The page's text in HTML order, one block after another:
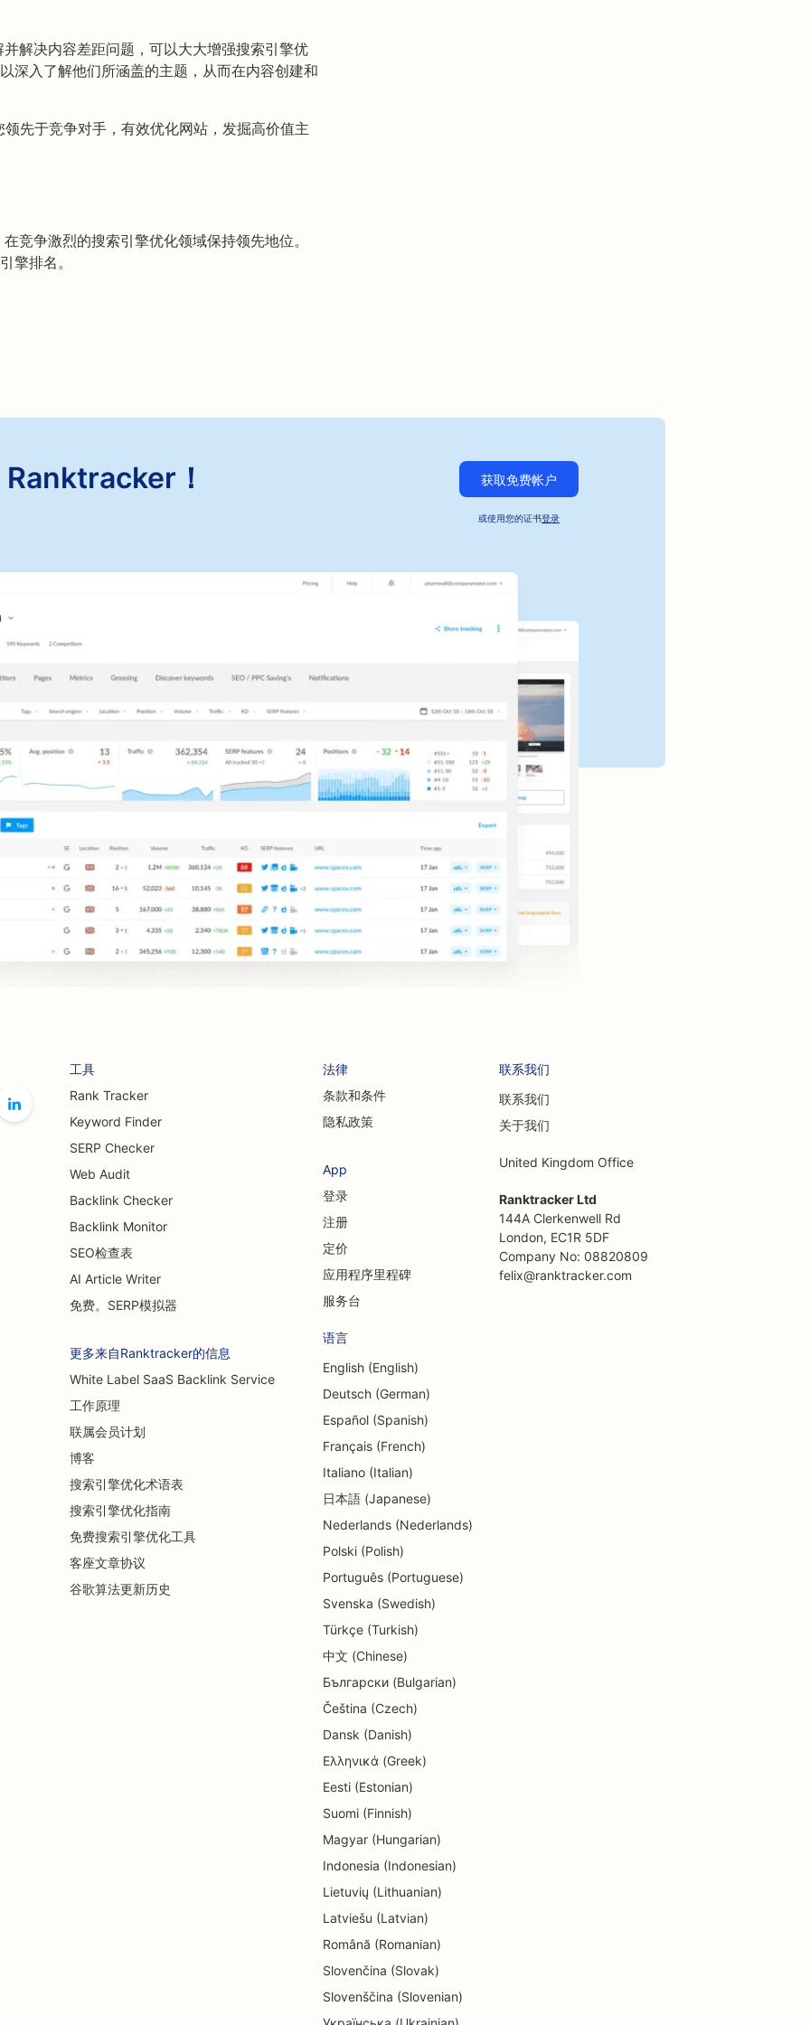
解决内容差距问题，可以大大增强搜索引擎优
深入了解他们所涵盖的主题，从而在内容创建和
先于竞争对手，有效优化网站，发掘高价值主
竞争激烈的搜索引擎优化领域保持领先地位。
擎排名。
！ 获取免费帐户
或使用您的证书登录
工具
Rank Tracker
Keyword Finder
SERP Checker
Web Audit
Backlink Checker
Backlink Monitor
SEO检查表
AI Article Writer
免费。SERP模拟器
更多来自Ranktracker的信息
White Label SaaS Backlink Service
工作原理
联属会员计划
博客
搜索引擎优化术语表
搜索引擎优化指南
免费搜索引擎优化工具
客座文章协议
谷歌算法更新历史
法律
条款和条件
隐私政策
App
登录
注册
定价
应用程序里程碑
服务台
语言
English (English)
Deutsch (German)
Español (Spanish)
Français (French)
Italiano (Italian)
日本語 (Japanese)
Nederlands (Nederlands)
Polski (Polish)
Português (Portuguese)
Svenska (Swedish)
Türkçe (Turkish)
中文 (Chinese)
Български (Bulgarian)
Čeština (Czech)
Dansk (Danish)
Ελληνικά (Greek)
Eesti (Estonian)
Suomi (Finnish)
Magyar (Hungarian)
Indonesia (Indonesian)
Lietuvių (Lithuanian)
Latviešu (Latvian)
Română (Romanian)
Slovenčina (Slovak)
Slovenščina (Slovenian)
联系我们
联系我们
关于我们
United Kingdom Office
Ranktracker Ltd
144A Clerkenwell Rd
London, EC1R 5DF
Company No: 08820809
felix@ranktracker.com